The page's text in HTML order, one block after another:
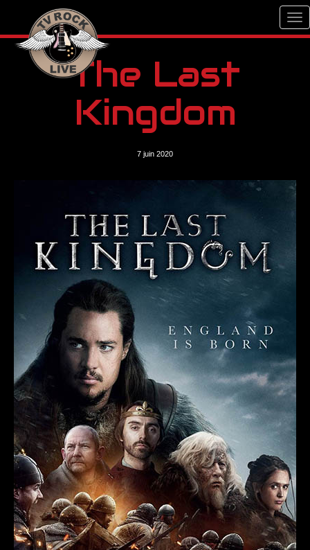
The Last
Kingdom
7 juin 2020